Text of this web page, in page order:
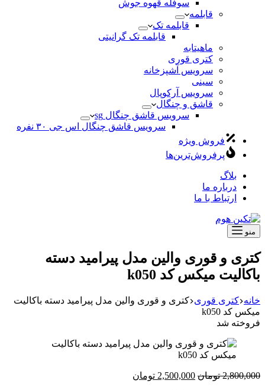
سوفله قهوه جوش
قابلمه
قابلمه تک
قابلمه تک گرانیتی
ماهیتابه
کتری قوری
سرویس آشپزخانه
سینی
سرویس آرکوپال
قاشق و چنگال
سرویس قاشق چنگال sg
سرویس قاشق چنگال اس جی ۳۰ نفره
فروش ویژه
پرفروش‌ترین‌ها
بلاگ
درباره ما
ارتباط با ما
منو
کتری و قوری والین مدل پیرامید دسته
باکالیت میکس کد k050
خانه کتری قوری کتری و قوری والین مدل پیرامید دسته باکالیت
میکس کد k050
فروخته شد
2,800,000 تومان قیمت
2,500,000 تومان